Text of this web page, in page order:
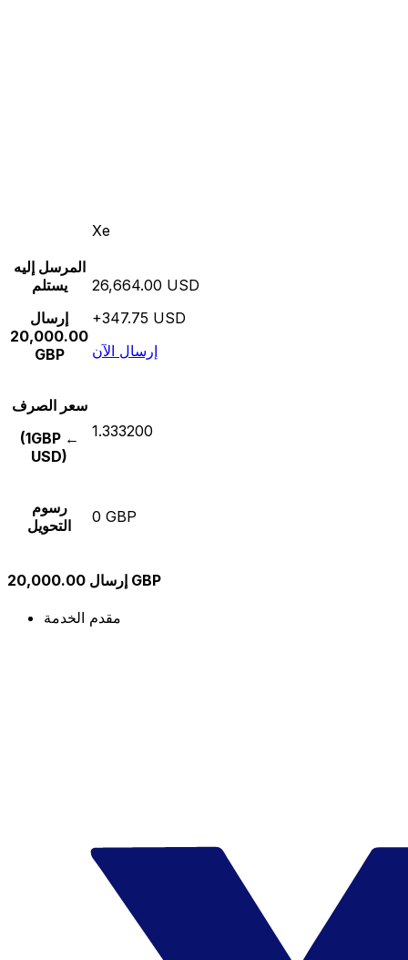
Xe
المرسل إليه
يستلم
إرسال
20,000.00
GBP
26,664.00 USD
+347.75 USD
إرسال الآن
سعر الصرف
(1GBP ←
USD)
1.333200
رسوم
التحويل
0 GBP
إرسال 20,000.00 GBP
مقدم الخدمة